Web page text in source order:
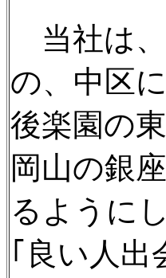
当社は、
の、中区
後楽園の
岡山の銀
るように
｢良い人